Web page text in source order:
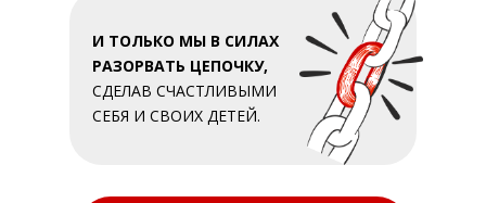
И ТОЛЬКО МЫ В СИЛАХ
РАЗОРВАТЬ ЦЕПОЧКУ,
СДЕЛАВ СЧАСТЛИВЫМИ
СЕБЯ И СВОИХ ДЕТЕЙ.